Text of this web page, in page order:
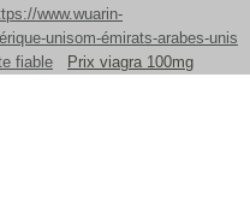
www.wuarin-
unisom-émirats-arabes-unis
fiable Prix viagra 100mg